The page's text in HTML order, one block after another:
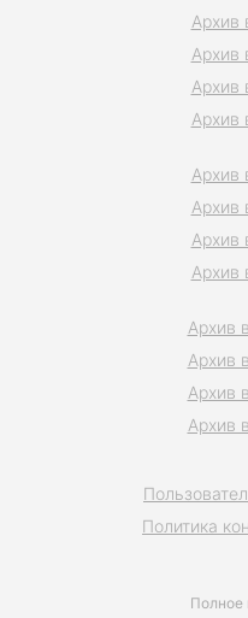
Полное
Политика
Архив
Архив
Архив
Архив
Архив
Архив
Архив
Архив
Архив
Архив
Архив
Архив